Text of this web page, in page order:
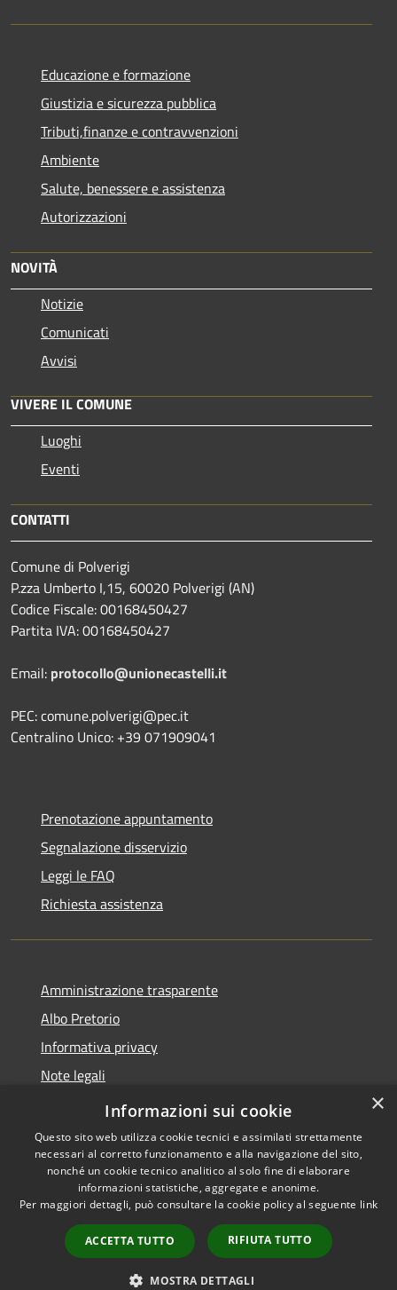
Educazione e formazione
Giustizia e sicurezza pubblica
Tributi,finanze e contravvenzioni
Ambiente
Salute, benessere e assistenza
Autorizzazioni
NOVITÀ
Notizie
Comunicati
Avvisi
VIVERE IL COMUNE
Luoghi
Eventi
CONTATTI
Comune di Polverigi
P.zza Umberto I,15, 60020 Polverigi (AN)
Codice Fiscale: 00168450427
Partita IVA: 00168450427
Email: protocollo@unionecastelli.it
PEC: comune.polverigi@pec.it
Centralino Unico: +39 071909041
Prenotazione appuntamento
Segnalazione disservizio
Leggi le FAQ
Richiesta assistenza
Amministrazione trasparente
Albo Pretorio
Informativa privacy
Note legali
Dichiarazione di accessibilità
Accessibilità
Copyright © 2026 • Comune di
Polverigi • Powered by
Municipium•
Accesso
redazione
×
Informazioni sui cookie
Questo sito web utilizza cookie tecnici e assimilati strettamente
necessari al corretto funzionamento e alla navigazione del sito,
nonché un cookie tecnico analitico al solo fine di elaborare
informazioni statistiche, aggregate e anonime.
Per maggiori dettagli, può consultare la cookie policy al seguente link
ACCETTA TUTTO RIFIUTA TUTTO
MOSTRA DETTAGLI